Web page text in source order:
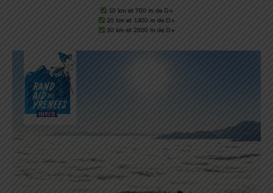
10 km et 700 m de D+
20 km et 1400 m de D+
30 km et 2000 m de D+